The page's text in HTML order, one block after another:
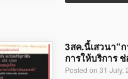
3สค.นี้เสวนา“
การให้บริการ
Posted on 31 July,